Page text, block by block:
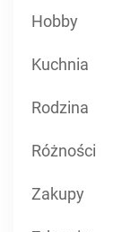
Hobby
Kuchnia
Rodzina
Różności
Zakupy